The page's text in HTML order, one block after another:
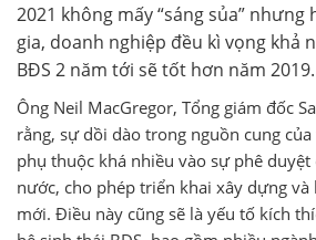
2021 không mấy “sáng sủa” nhưng
gia, doanh nghiệp đều kì vọng khả
BĐS 2 năm tới sẽ tốt hơn năm 2019.
Ông Neil MacGregor, Tổng giám đốc
rằng, sự dồi dào trong nguồn cung
phụ thuộc khá nhiều vào sự phê duyệt
nước, cho phép triển khai xây dựng và
mới. Điều này cũng sẽ là yếu tố kích